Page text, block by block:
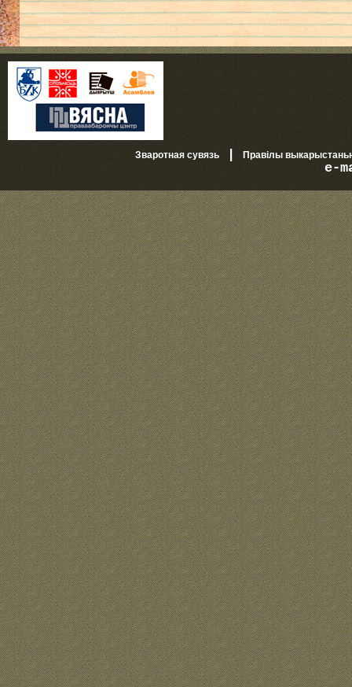
Зваротная сувязь|Правілы
e-